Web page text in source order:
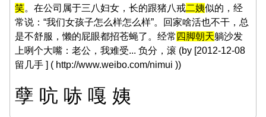
笑。在公司属于三八妇女，长的跟猪八戒二姨似的，经
常说：“我们女孩子怎么样怎么样”。回家啥活也不干，总
是不舒服，懒的屁眼都招苍蝇了。经常 四脚朝天躺沙发
上咧个大嘴：老公，我难受... 负分，滚 (by [2012-12-08
留几手 ] ( http://www.weibo.com/nimui ))
孽 吭 哧 嘎 姨